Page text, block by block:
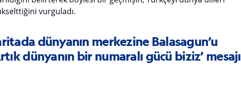
vurguladı.
dünyanın merkezine Balasagun’u
dünyanın bir numaralı gücü biziz’ mesajı